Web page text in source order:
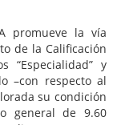
promueve la vía
de la Calificación
“Especialidad” y
–con respecto al
su condición
general de 9.60